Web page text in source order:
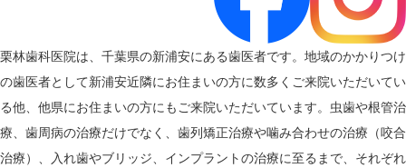
栗林歯科医院は、千葉県の新浦安にある歯医者です。地域のかかりつけ
の歯医者として新浦安近隣にお住まいの方に数多くご来院いただいてい
る他、他県にお住まいの方にもご来院いただいています。虫歯や根管治
療、歯周病の治療だけでなく、歯列矯正治療や噛み合わせの治療（咬合
治療）、入れ歯やブリッジ、インプラントの治療に至るまで、それぞれ